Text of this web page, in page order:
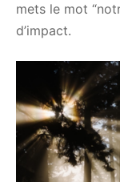
mets le mot
d’impact.